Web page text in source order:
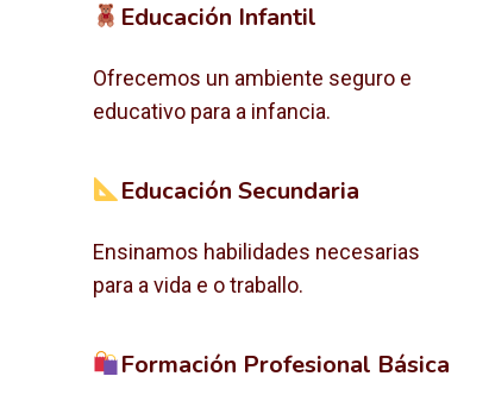
Educación Infantil
Ofrecemos un ambiente seguro e
educativo para a infancia.
Educación Secundaria
Ensinamos habilidades necesarias
para a vida e o traballo.
Formación Profesional Básica